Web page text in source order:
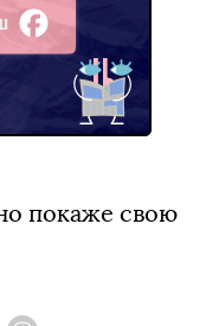
покаже свою